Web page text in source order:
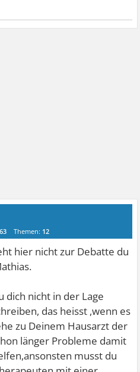
Themen: 12
hier nicht zur Debatte du
dich nicht in der Lage
das heisst ,wenn es
zu Deinem Hausarzt der
länger Probleme damit
musst du